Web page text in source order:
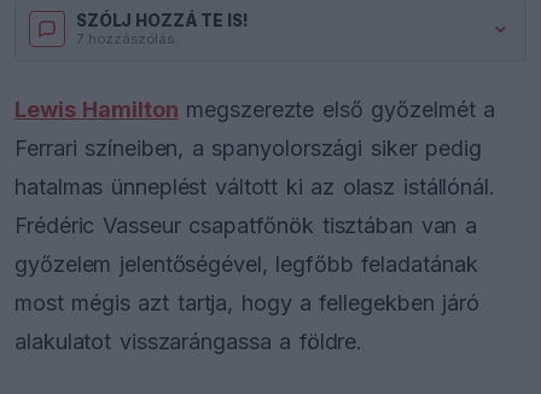
SZÓLJ HOZZÁ TE IS!
7 hozzászólás.
Lewis Hamilton megszerezte első győzelmét a
Ferrari színeiben, a spanyolországi siker pedig
hatalmas ünneplést váltott ki az olasz istállónál.
Frédéric Vasseur csapatfőnök tisztában van a
győzelem jelentőségével, legfőbb feladatának
most mégis azt tartja, hogy a fellegekben járó
alakulatot visszarángassa a földre.